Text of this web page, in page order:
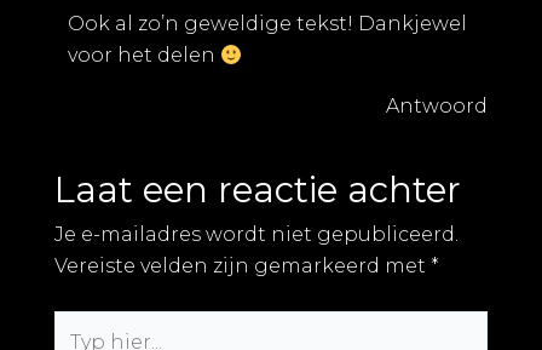
Ook al zo’n geweldige tekst! Dankjewel
voor het delen
Antwoord
Laat een reactie achter
Je e-mailadres wordt niet gepubliceerd.
Vereiste velden zijn gemarkeerd met *